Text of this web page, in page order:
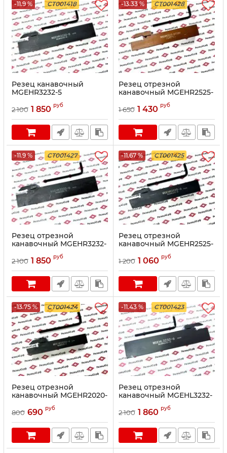
-11.9 % CT001418
Резец канавочный
MGEHR3232-5
2 100 1 850 руб
-13.33 % CT001428
Резец отрезной
канавочный MGEHR2525-
1 650 1 430 руб
-11.9 % CT001427
Резец отрезной
канавочный MGEHR3232-
2 100 1 850 руб
-11.67 % CT001425
Резец отрезной
канавочный MGEHR2525-
1 200 1 060 руб
-13.75 % CT001424
Резец отрезной
канавочный MGEHR2020-
800 690 руб
-11.43 % CT001423
Резец отрезной
канавочный MGEHL3232-
2 100 1 860 руб